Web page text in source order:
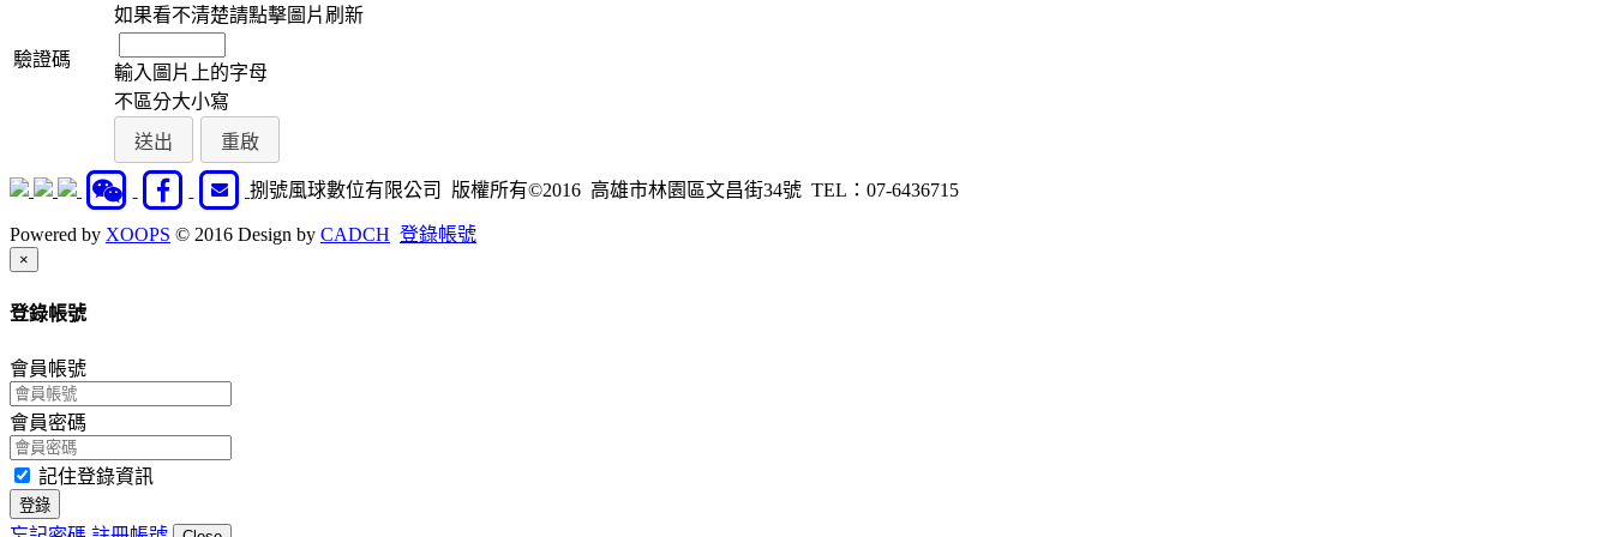
驗證碼
如果看不清楚請點擊圖片刷新
輸入圖片上的字母
不區分大小寫
捌號風球數位有限公司 版權所有©2016 高雄市林園區文昌街34號 TEL：07-6436715
Powered by XOOPS © 2016 Design by CADCH 登錄帳號
×
登錄帳號
會員帳號
會員密碼
記住登錄資訊
登錄